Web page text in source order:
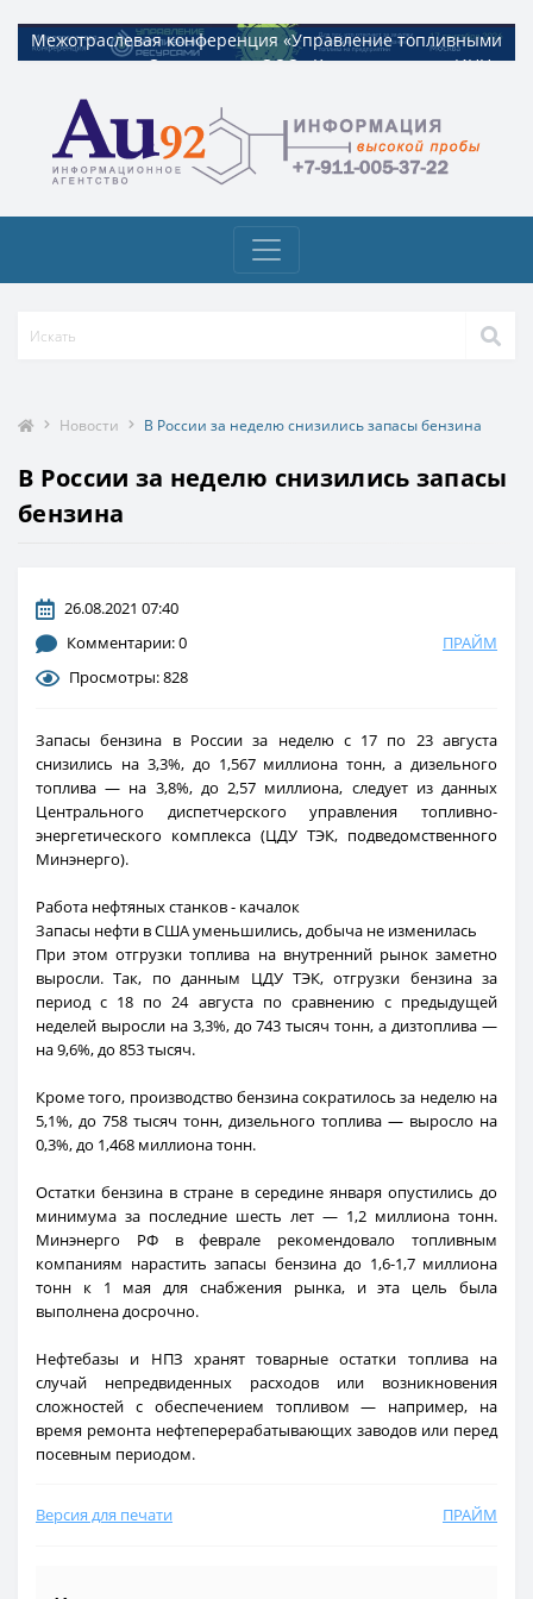
Межотраслевая конференция «Управление топливными
ресурсами». Организатор ООО «Квадрат ресурс» ИНН
Межотраслевая конференция «Управление топливными
ресурсами». Организатор ООО «Квадрат ресурс» ИНН
Новости В России за неделю снизились запасы бензина
В России за неделю снизились запасы
бензина
26.08.2021 07:40
Комментарии: 0
Просмотры: 828
ПРАЙМ
Запасы бензина в России за неделю с 17 по 23 августа
снизились на 3,3%, до 1,567 миллиона тонн, а дизельного
топлива — на 3,8%, до 2,57 миллиона, следует из данных
Центрального диспетчерского управления топливно-
энергетического комплекса (ЦДУ ТЭК, подведомственного
Минэнерго).
Работа нефтяных станков - качалок
Запасы нефти в США уменьшились, добыча не изменилась
При этом отгрузки топлива на внутренний рынок заметно
выросли. Так, по данным ЦДУ ТЭК, отгрузки бензина за
период с 18 по 24 августа по сравнению с предыдущей
неделей выросли на 3,3%, до 743 тысяч тонн, а дизтоплива —
на 9,6%, до 853 тысяч.
Кроме того, производство бензина сократилось за неделю на
5,1%, до 758 тысяч тонн, дизельного топлива — выросло на
0,3%, до 1,468 миллиона тонн.
Остатки бензина в стране в середине января опустились до
минимума за последние шесть лет — 1,2 миллиона тонн.
Минэнерго РФ в феврале рекомендовало топливным
компаниям нарастить запасы бензина до 1,6-1,7 миллиона
тонн к 1 мая для снабжения рынка, и эта цель была
выполнена досрочно.
Нефтебазы и НПЗ хранят товарные остатки топлива на
случай непредвиденных расходов или возникновения
сложностей с обеспечением топливом — например, на
время ремонта нефтеперерабатывающих заводов или перед
посевным периодом.
Версия для печати ПРАЙМ